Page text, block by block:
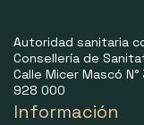
Autoridad sanitaria
Consellería de
Calle Micer Mascó
928 000
Información